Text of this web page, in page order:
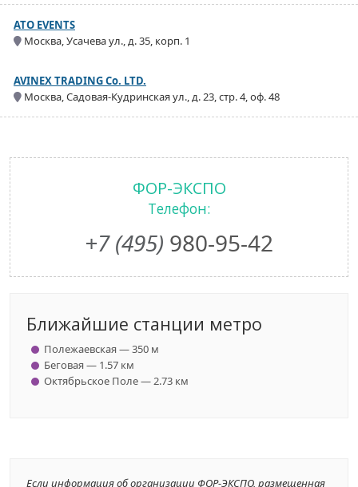
ATO EVENTS
Москва, Усачева ул., д. 35, корп. 1
AVINEX TRADING Co. LTD.
Москва, Садовая-Кудринская ул., д. 23, стр. 4, оф. 48
ФОР-ЭКСПО
Телефон:
+7 (495) 980-95-42
Ближайшие станции метро
Полежаевская — 350 м
Беговая — 1.57 км
Октябрьское Поле — 2.73 км
Если информация об организации ФОР-ЭКСПО, размещенная